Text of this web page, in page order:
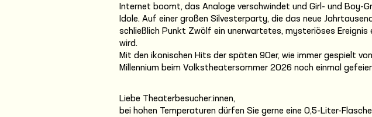
Internet boomt, das Analoge verschwindet und Girl- und Boy-
Idole. Auf einer großen Silvesterparty, die das neue
schließlich Punkt Zwölf ein unerwartetes, mysteriöses Ereignis
wird.
Mit den ikonischen Hits der späten 90er, wie immer gespielt
Millennium beim Volkstheatersommer 2026 noch einmal
Liebe Theaterbesucher:innen,
bei hohen Temperaturen dürfen Sie gerne eine 0,5-Liter-